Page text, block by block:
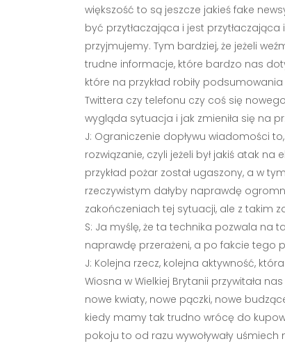
większość to są jeszcze jakieś fake
być przytłaczająca i jest
przyjmujemy. Tym bardziej, że jeżeli
trudne informacje, które bardzo nas
które na przykład robiły
Twittera czy telefonu czy coś się
wygląda sytuacja i jak zmieniła się na
J: Ograniczenie dopływu wiadomości
rozwiązanie, czyli jeżeli był jakiś atak
przykład pożar został ugaszony, a w
rzeczywistym dałyby naprawdę
zakończeniach tej sytuacji, ale z takim
S: Ja myślę, że ta technika pozwala na
naprawdę przerażeni, a po fakcie tego
J: Kolejna rzecz, kolejna aktywność,
Wiosna w Wielkiej Brytanii przywitała
nowe kwiaty, nowe pączki, nowe
kiedy mamy tak trudno wrócę do
pokoju to od razu wywoływały